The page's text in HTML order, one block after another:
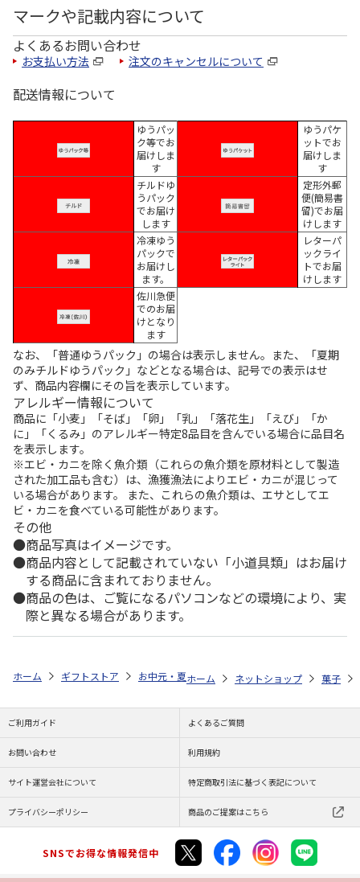
マークや記載内容について
よくあるお問い合わせ
お支払い方法 注文のキャンセルについて
配送情報について
ゆうパッ
ク等でお
届けしま
す
ゆうパケ
ットでお
届けしま
す
チルドゆ
うパック
でお届け
します
定形外郵
便(簡易書
留)でお届
けします
冷凍ゆう
パックで
お届けし
ます。
レターパ
ックライ
トでお届
けします
佐川急便
でのお届
けとなり
ます
なお、「普通ゆうパック」の場合は表示しません。また、「夏期
のみチルドゆうパック」などとなる場合は、記号での表示はせ
ず、商品内容欄にその旨を表示しています。
アレルギー情報について
商品に「小麦」「そば」「卵」「乳」「落花生」「えび」「か
に」「くるみ」のアレルギー特定8品目を含んでいる場合に品目名
を表示します。
※エビ・カニを除く魚介類（これらの魚介類を原材料として製造
された加工品も含む）は、漁獲漁法によりエビ・カニが混じって
いる場合があります。 また、これらの魚介類は、エサとしてエ
ビ・カニを食べている可能性があります。
その他
商品写真はイメージです。
商品内容として記載されていない「小道具類」はお届け
する商品に含まれておりません。
商品の色は、ご覧になるパソコンなどの環境により、実
際と異なる場合があります。
ホーム ギフトストア お中元・夏ギフト特集 2026 ゆうゆうギフト
ホーム ネットショップ 菓子
ご利用ガイド よくあるご質問
お問い合わせ 利用規約
サイト運営会社について 特定商取引法に基づく表記について
プライバシーポリシー 商品のご提案はこちら
SNSでお得な情報発信中